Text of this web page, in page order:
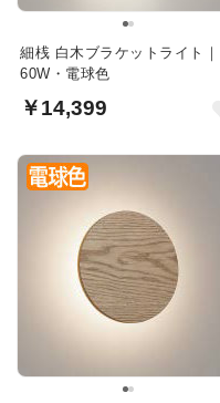
細桟 白木ブラケットライト｜
60W・電球色
￥14,399